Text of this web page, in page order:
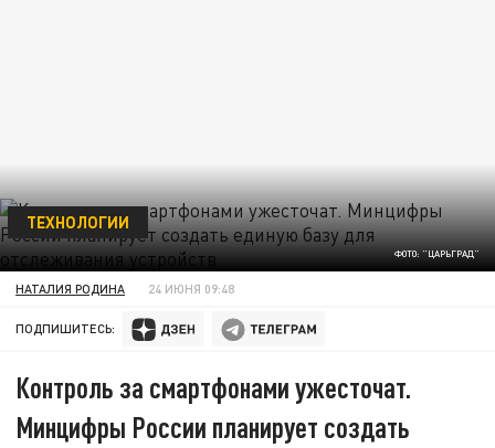
ФОТО: "ЦАРЬГРАД"
ТЕХНОЛОГИИ
НАТАЛИЯ РОДИНА 24 ИЮНЯ 09:48
ПОДПИШИТЕСЬ:
Контроль за смартфонами ужесточат.
Минцифры России планирует создать